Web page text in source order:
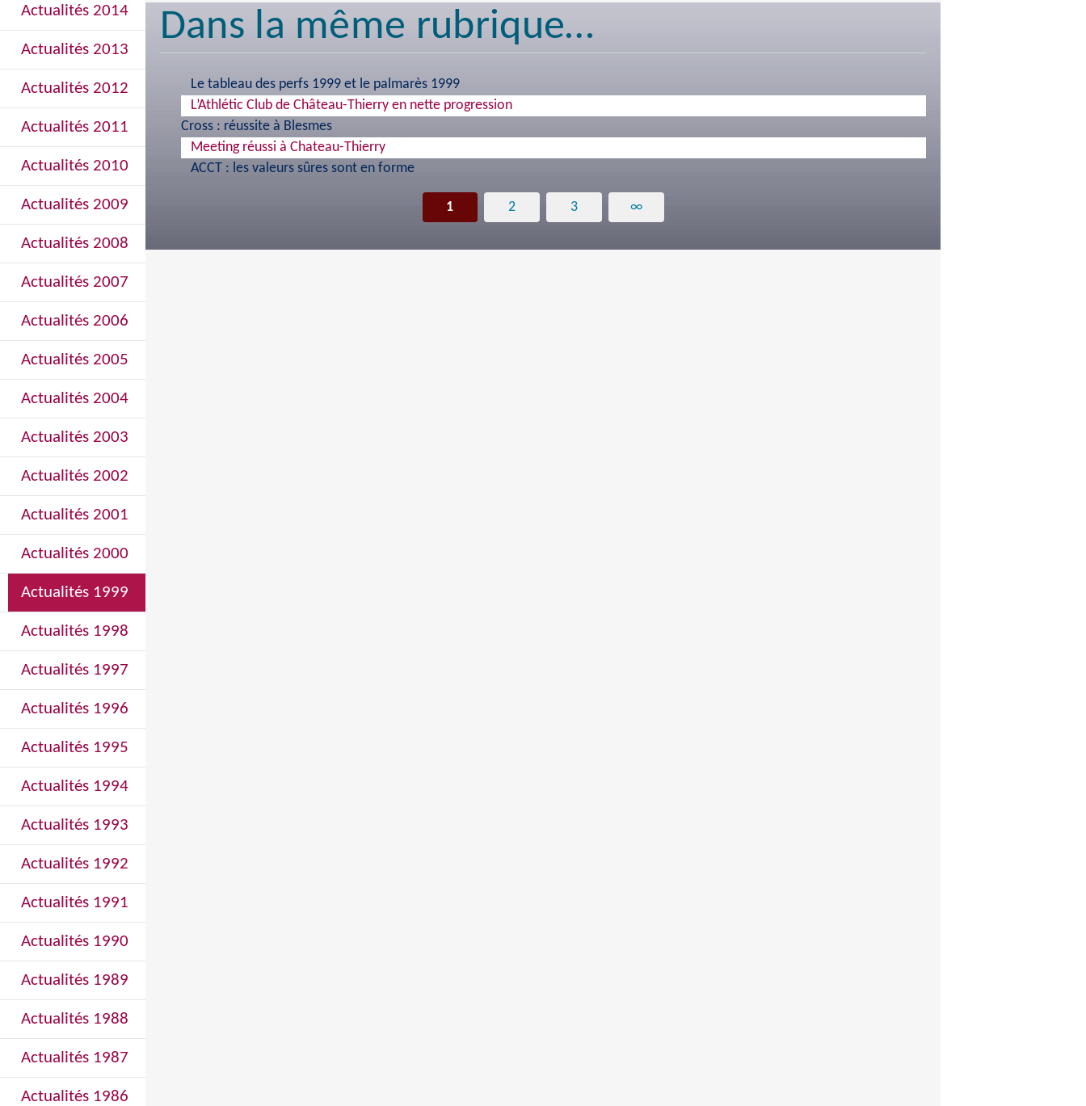
Dans la même rubrique…
Le tableau des perfs 1999 et le palmarès 1999
L’Athlétic Club de Château-Thierry en nette progression
Cross : réussite à Blesmes
Meeting réussi à Chateau-Thierry
ACCT : les valeurs sûres sont en forme
1 2 3 ∞
Actualités 2014
Actualités 2013
Actualités 2012
Actualités 2011
Actualités 2010
Actualités 2009
Actualités 2008
Actualités 2007
Actualités 2006
Actualités 2005
Actualités 2004
Actualités 2003
Actualités 2002
Actualités 2001
Actualités 2000
Actualités 1999
Actualités 1998
Actualités 1997
Actualités 1996
Actualités 1995
Actualités 1994
Actualités 1993
Actualités 1992
Actualités 1991
Actualités 1990
Actualités 1989
Actualités 1988
Actualités 1987
Actualités 1986